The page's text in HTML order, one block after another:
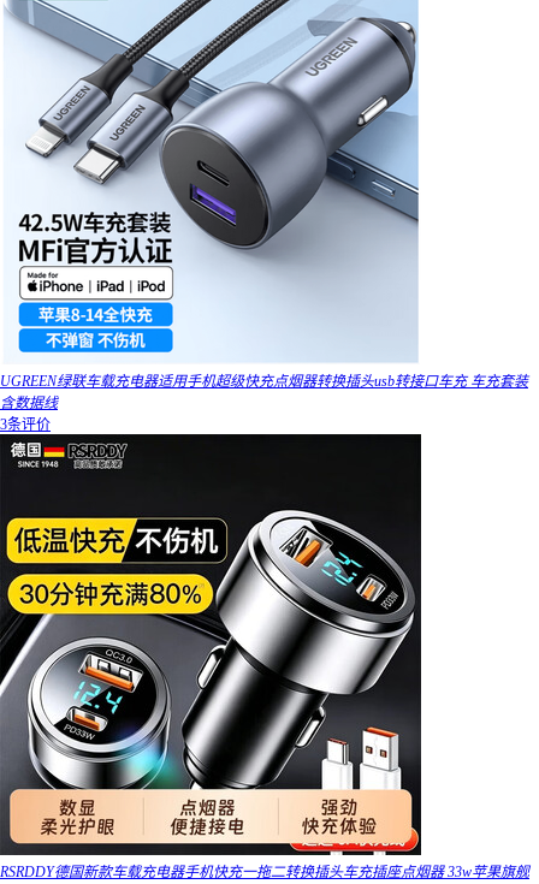
UGREEN绿联车载充电器适用手机超级快充点烟器转换插头usb转接口车充 车充套装
含数据线
3条评价
RSRDDY德国新款车载充电器手机快充一拖二转换插头车充插座点烟器 33w苹果旗舰